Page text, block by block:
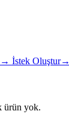
→ İstek Oluştur→
ürün yok.